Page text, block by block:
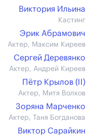
Виктория Ильина
Кастинг
Эрик Абрамович
Актер, Максим Киреев
Сергей Деревянко
Актер, Андрей Киреев
Пётр Крылов (II)
Актер, Митя Волков
Зоряна Марченко
Актер, Таня Богданова
Виктор Сарайкин